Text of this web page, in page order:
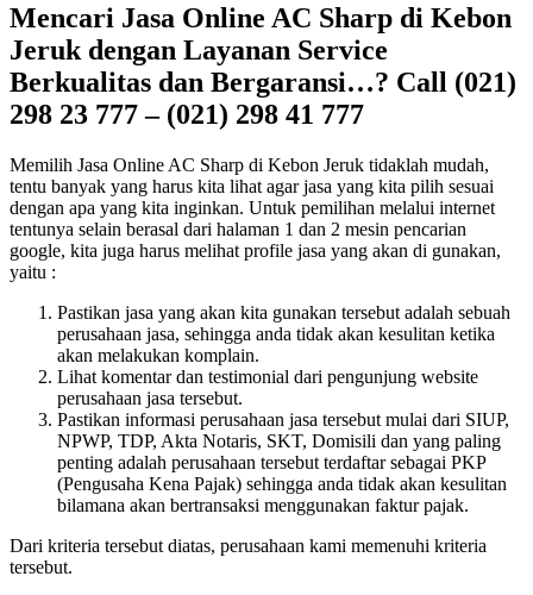
Mencari Jasa Online AC Sharp di Kebon
Jeruk dengan Layanan Service
Berkualitas dan Bergaransi…? Call (021)
298 23 777 – (021) 298 41 777
Memilih Jasa Online AC Sharp di Kebon Jeruk tidaklah mudah,
tentu banyak yang harus kita lihat agar jasa yang kita pilih sesuai
dengan apa yang kita inginkan. Untuk pemilihan melalui internet
tentunya selain berasal dari halaman 1 dan 2 mesin pencarian
google, kita juga harus melihat profile jasa yang akan di gunakan,
yaitu :
Pastikan jasa yang akan kita gunakan tersebut adalah sebuah
perusahaan jasa, sehingga anda tidak akan kesulitan ketika
akan melakukan komplain.
Lihat komentar dan testimonial dari pengunjung website
perusahaan jasa tersebut.
Pastikan informasi perusahaan jasa tersebut mulai dari SIUP,
NPWP, TDP, Akta Notaris, SKT, Domisili dan yang paling
penting adalah perusahaan tersebut terdaftar sebagai PKP
(Pengusaha Kena Pajak) sehingga anda tidak akan kesulitan
bilamana akan bertransaksi menggunakan faktur pajak.
Dari kriteria tersebut diatas, perusahaan kami memenuhi kriteria
tersebut.